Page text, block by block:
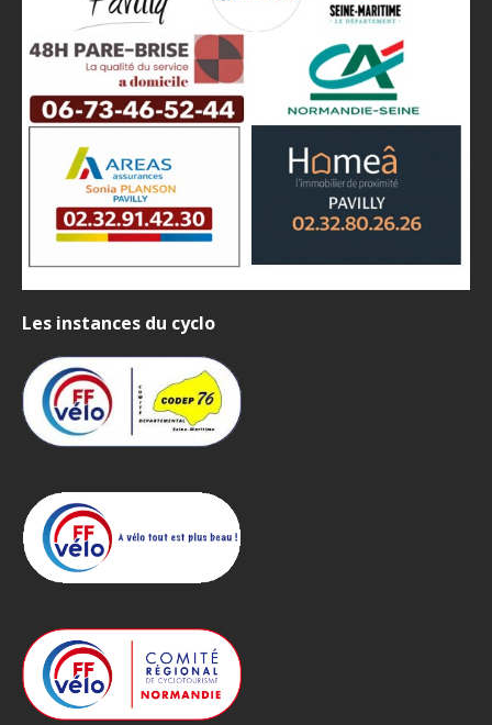
Les instances du cyclo